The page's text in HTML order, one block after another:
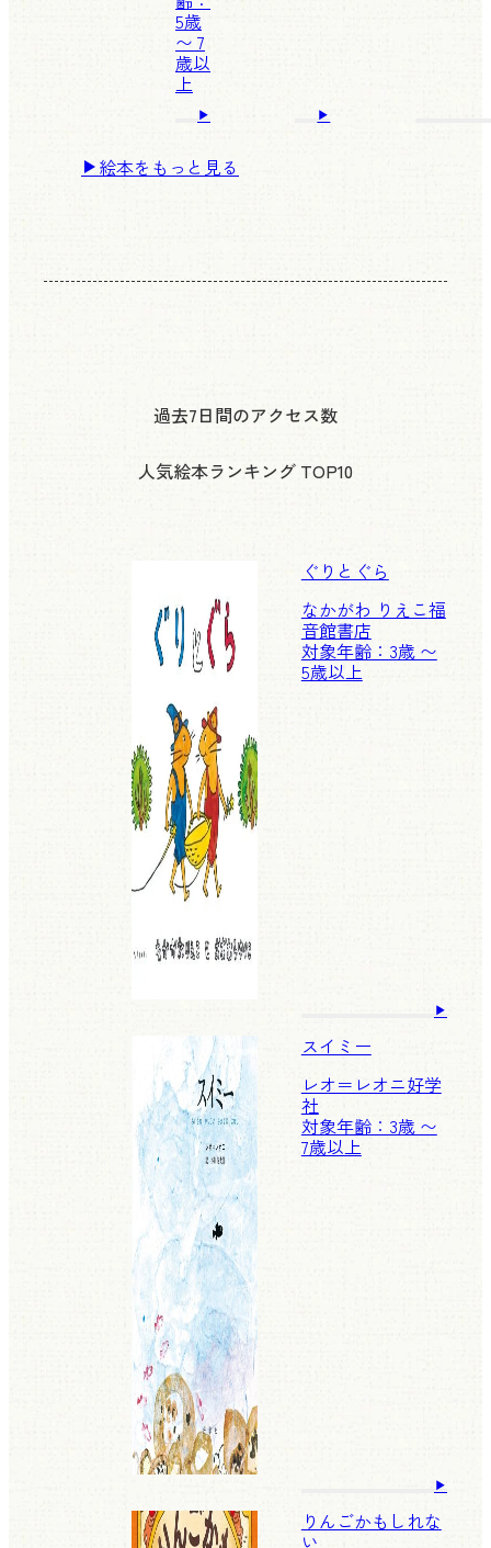
5歳
〜 7
歳以
上
絵本をもっと見る
過去7日間のアクセス数
人気絵本ランキング TOP10
ぐりとぐら
なかがわ りえこ福
音館書店
対象年齢：3歳 〜
5歳以上
スイミー
レオ＝レオニ好学
社
対象年齢：3歳 〜
7歳以上
りんごかもしれな
い